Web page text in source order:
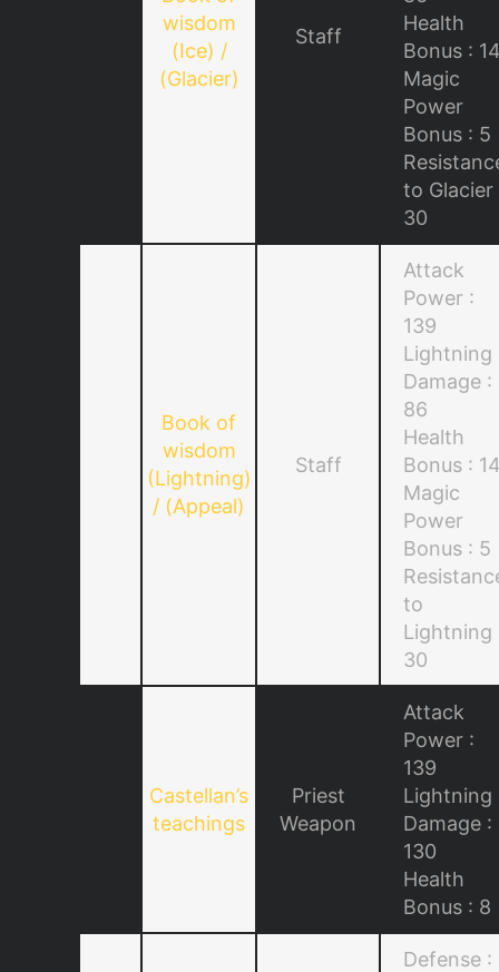
wisdom
(Ice) /
(Glacier)
Staff
Health
Bonus :
Magic
Power
Bonus : 5
to Glacier
30
Book of
wisdom
(Lightning)
/ (Appeal)
Staff
Attack
Power :
139
Lightning
Damage :
86
Health
Bonus :
Magic
Power
Bonus : 5
to
Lightning
30
Castellan’s
teachings
Priest
Weapon
Attack
Power :
139
Lightning
Damage :
130
Health
Bonus : 8
Defense :